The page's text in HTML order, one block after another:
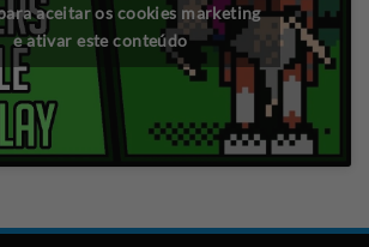
aceitar os cookies marketing
e ativar este conteúdo